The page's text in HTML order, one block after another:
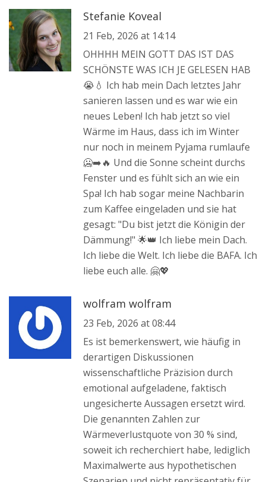
Stefanie Koveal
21 Feb, 2026 at 14:14
OHHHH MEIN GOTT DAS IST DAS
SCHÖNSTE WAS ICH JE GELESEN HAB
😭💧 Ich hab mein Dach letztes Jahr
sanieren lassen und es war wie ein
neues Leben! Ich hab jetzt so viel
Wärme im Haus, dass ich im Winter
nur noch in meinem Pyjama rumlaufe
🥶➡️🔥 Und die Sonne scheint durchs
Fenster und es fühlt sich an wie ein
Spa! Ich hab sogar meine Nachbarin
zum Kaffee eingeladen und sie hat
gesagt: "Du bist jetzt die Königin der
Dämmung!" 🌟👑 Ich liebe mein Dach.
Ich liebe die Welt. Ich liebe die BAFA. Ich
liebe euch alle. 🤗💖
wolfram wolfram
23 Feb, 2026 at 08:44
Es ist bemerkenswert, wie häufig in
derartigen Diskussionen
wissenschaftliche Präzision durch
emotional aufgeladene, faktisch
ungesicherte Aussagen ersetzt wird.
Die genannten Zahlen zur
Wärmeverlustquote von 30 % sind,
soweit ich recherchiert habe, lediglich
Maximalwerte aus hypothetischen